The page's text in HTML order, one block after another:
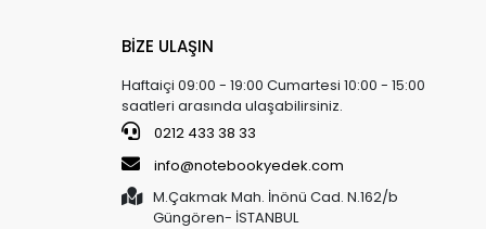
BİZE ULAŞIN
Haftaiçi 09:00 - 19:00 Cumartesi 10:00 - 15:00
saatleri arasında ulaşabilirsiniz.
0212 433 38 33
info@notebookyedek.com
M.Çakmak Mah. İnönü Cad. N.162/b
Güngören- İSTANBUL